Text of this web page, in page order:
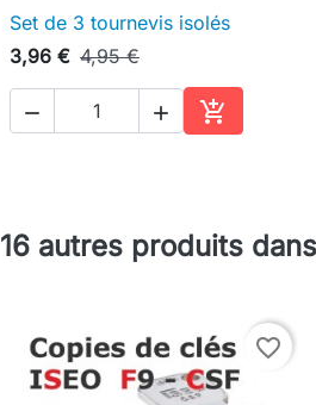
 Aperçu rapide
Set de 3 tournevis isolés
3,96 € 4,95 €
  
Ajouter au
16 autres produits
favorite_border